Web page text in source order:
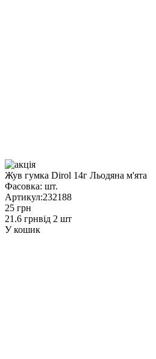
Жув гумка Dirol 14г Льодяна м'ята
Фасовка: шт.
Артикул:232188
25 грн
21.6 грнвід 2 шт
У кошик